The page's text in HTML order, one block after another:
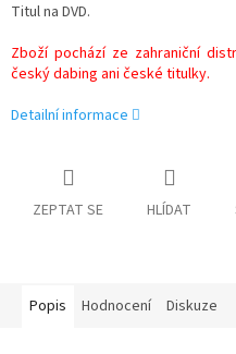
Titul na DVD.
Zboží pochází ze zahraniční
český dabing ani české titulky.
Detailní informace
ZEPTAT SE HLÍDAT
Popis Hodnocení Diskuze